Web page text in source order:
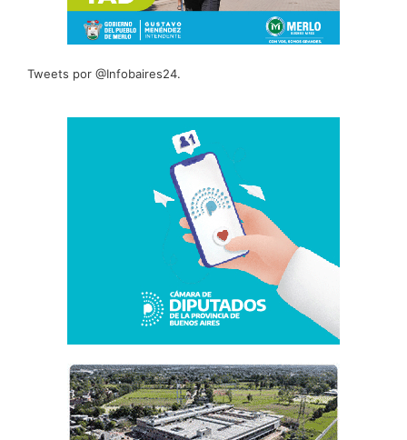
Tweets por @Infobaires24.